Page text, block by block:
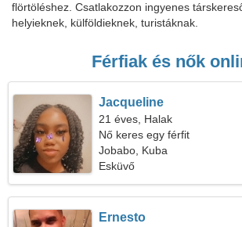
flörtöléshez. Csatlakozzon ingyenes
helyieknek, külföldieknek, turistáknak.
Férfiak és nők
Jacqueline
21 éves, Halak
Nő keres egy férfit
Jobabo, Kuba
Esküvő
Ernesto